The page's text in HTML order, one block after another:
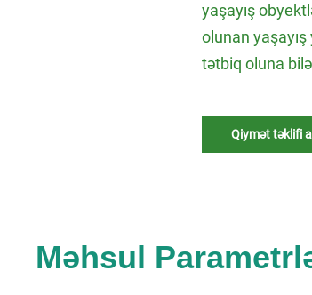
yaşayış
olunan
tətbiq oluna
Qiymət təklifi
Məhsul